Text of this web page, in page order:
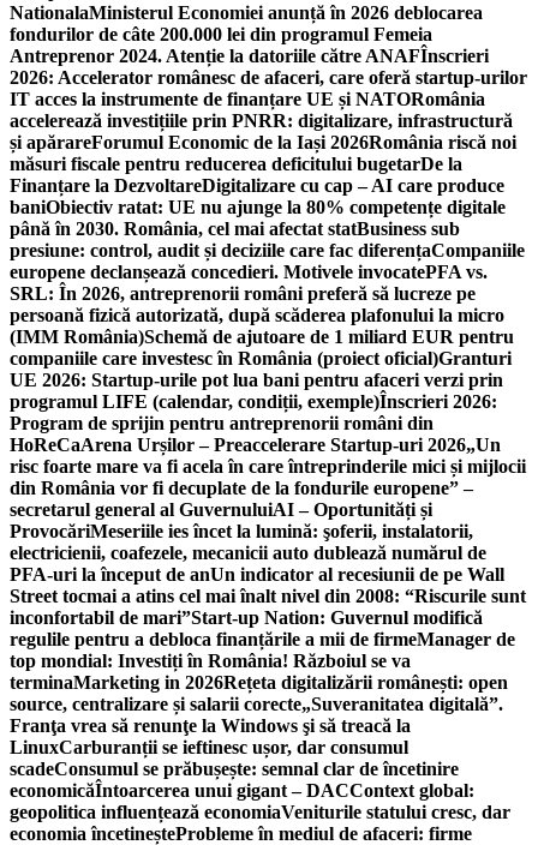
NationalaMinisterul Economiei anunță în 2026 deblocarea
fondurilor de câte 200.000 lei din programul Femeia
Antreprenor 2024. Atenție la datoriile către ANAFÎnscrieri
2026: Accelerator românesc de afaceri, care oferă startup-urilor
IT acces la instrumente de finanțare UE și NATORomânia
accelerează investițiile prin PNRR: digitalizare, infrastructură
și apărareForumul Economic de la Iași 2026România riscă noi
măsuri fiscale pentru reducerea deficitului bugetarDe la
Finanțare la DezvoltareDigitalizare cu cap – AI care produce
baniObiectiv ratat: UE nu ajunge la 80% competențe digitale
până în 2030. România, cel mai afectat statBusiness sub
presiune: control, audit și deciziile care fac diferențaCompaniile
europene declanșează concedieri. Motivele invocatePFA vs.
SRL: În 2026, antreprenorii români preferă să lucreze pe
persoană fizică autorizată, după scăderea plafonului la micro
(IMM România)Schemă de ajutoare de 1 miliard EUR pentru
companiile care investesc în România (proiect oficial)Granturi
UE 2026: Startup-urile pot lua bani pentru afaceri verzi prin
programul LIFE (calendar, condiții, exemple)Înscrieri 2026:
Program de sprijin pentru antreprenorii români din
HoReCaArena Urșilor – Preaccelerare Startup-uri 2026„Un
risc foarte mare va fi acela în care întreprinderile mici și mijlocii
din România vor fi decuplate de la fondurile europene” –
secretarul general al GuvernuluiAI – Oportunități și
ProvocăriMeseriile ies încet la lumină: şoferii, instalatorii,
electricienii, coafezele, mecanicii auto dublează numărul de
PFA-uri la început de anUn indicator al recesiunii de pe Wall
Street tocmai a atins cel mai înalt nivel din 2008: “Riscurile sunt
inconfortabil de mari”Start-up Nation: Guvernul modifică
regulile pentru a debloca finanțările a mii de firmeManager de
top mondial: Investiți în România! Războiul se va
terminaMarketing in 2026Rețeta digitalizării românești: open
source, centralizare și salarii corecte„Suveranitatea digitală”.
Franţa vrea să renunţe la Windows şi să treacă la
LinuxCarburanții se ieftinesc ușor, dar consumul
scadeConsumul se prăbușește: semnal clar de încetinire
economicăÎntoarcerea unui gigant – DACContext global:
geopolitica influențează economiaVeniturile statului cresc, dar
economia încetineșteProbleme în mediul de afaceri: firme